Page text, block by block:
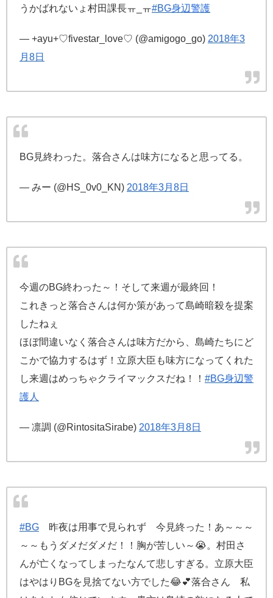
うかばれないょ村田課長ㅠ_ㅠ#BG身辺警護
— +ayu+♡fivestar_love♡ (@amigogo_go) 2018年3
月8日
BG見終わった。落合さんは味方になると思ってる。
— みー (@HS_0v0_KN) 2018年3月8日
今週のBG終わった～！そして来週が最終回！
これきっと落合さんは何か策があって島崎暗殺を提案
したねぇ
ほぼ間違いなく落合さんは味方だから、島崎たちにど
こかで協力するはず！立原大臣も味方になってくれた
し来週はめっちゃクライマックスだね！！ #BG身辺警
護人
— 凛調 (@RintositaSirabe) 2018年3月8日
#BG 昨夜は用事で見られず 今見終った！あ～～～
～～もうダメだダメだ！！胸が苦しい～😭。村田さ
んが亡くなってしまったなんて悲しすぎる。立原大臣
はやはりBGを見捨てない方でした😂💕落合さん 私